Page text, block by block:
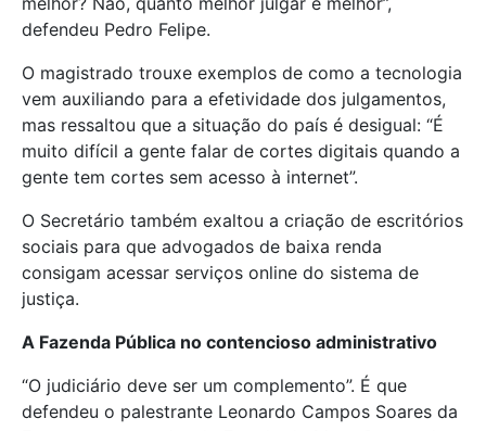
defendeu Pedro Felipe.
O magistrado trouxe exemplos de como a tecnologia
vem auxiliando para a efetividade dos julgamentos,
mas ressaltou que a situação do país é desigual: “É
muito difícil a gente falar de cortes digitais quando a
gente tem cortes sem acesso à internet”.
O Secretário também exaltou a criação de escritórios
sociais para que advogados de baixa renda
consigam acessar serviços online do sistema de
justiça.
A Fazenda Pública no contencioso administrativo
“O judiciário deve ser um complemento”. É que
defendeu o palestrante Leonardo Campos Soares da